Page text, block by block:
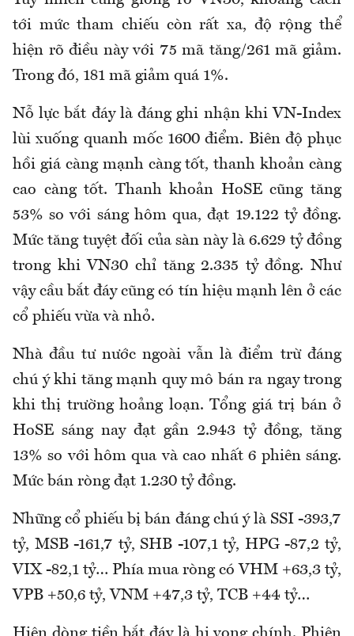
tới mức tham chiếu còn rất xa, độ rộng thể
hiện rõ điều này với 75 mã tăng/261 mã giảm.
Trong đó, 181 mã giảm quá 1%.
Nỗ lực bắt đáy là đáng ghi nhận khi VN-Index
lùi xuống quanh mốc 1600 điểm. Biên độ phục
hồi giá càng mạnh càng tốt, thanh khoản càng
cao càng tốt. Thanh khoản HoSE cũng tăng
53% so với sáng hôm qua, đạt 19.122 tỷ đồng.
Mức tăng tuyệt đối của sàn này là 6.629 tỷ đồng
trong khi VN30 chỉ tăng 2.335 tỷ đồng. Như
vậy cầu bắt đáy cũng có tín hiệu mạnh lên ở các
cổ phiếu vừa và nhỏ.
Nhà đầu tư nước ngoài vẫn là điểm trừ đáng
chú ý khi tăng mạnh quy mô bán ra ngay trong
khi thị trường hoảng loạn. Tổng giá trị bán ở
HoSE sáng nay đạt gần 2.943 tỷ đồng, tăng
13% so với hôm qua và cao nhất 6 phiên sáng.
Mức bán ròng đạt 1.230 tỷ đồng.
Những cổ phiếu bị bán đáng chú ý là SSI -393,7
tỷ, MSB -161,7 tỷ, SHB -107,1 tỷ, HPG -87,2 tỷ,
VIX -82,1 tỷ… Phía mua ròng có VHM +63,3 tỷ,
VPB +50,6 tỷ, VNM +47,3 tỷ, TCB +44 tỷ…